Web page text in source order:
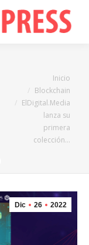
Inicio
Blockchain
ElDigital.Media
lanza su
primera
colección…
Dic 26 2022